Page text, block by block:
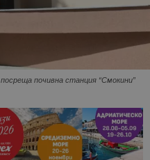
почивна станция “Смокини”